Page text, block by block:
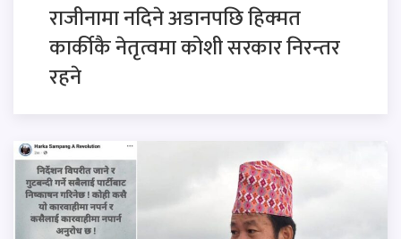
राजीनामा नदिने अडानपछि हिक्मत
कार्कीकै नेतृत्वमा कोशी सरकार निरन्तर
रहने